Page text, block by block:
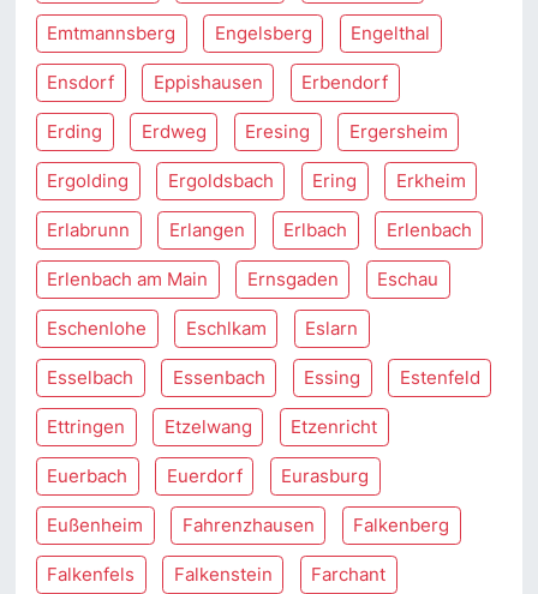
Emtmannsberg Engelsberg Engelthal
Ensdorf Eppishausen Erbendorf
Erding Erdweg Eresing Ergersheim
Ergolding Ergoldsbach Ering Erkheim
Erlabrunn Erlangen Erlbach Erlenbach
Erlenbach am Main Ernsgaden Eschau
Eschenlohe Eschlkam Eslarn
Esselbach Essenbach Essing Estenfeld
Ettringen Etzelwang Etzenricht
Euerbach Euerdorf Eurasburg
Eußenheim Fahrenzhausen Falkenberg
Falkenfels Falkenstein Farchant